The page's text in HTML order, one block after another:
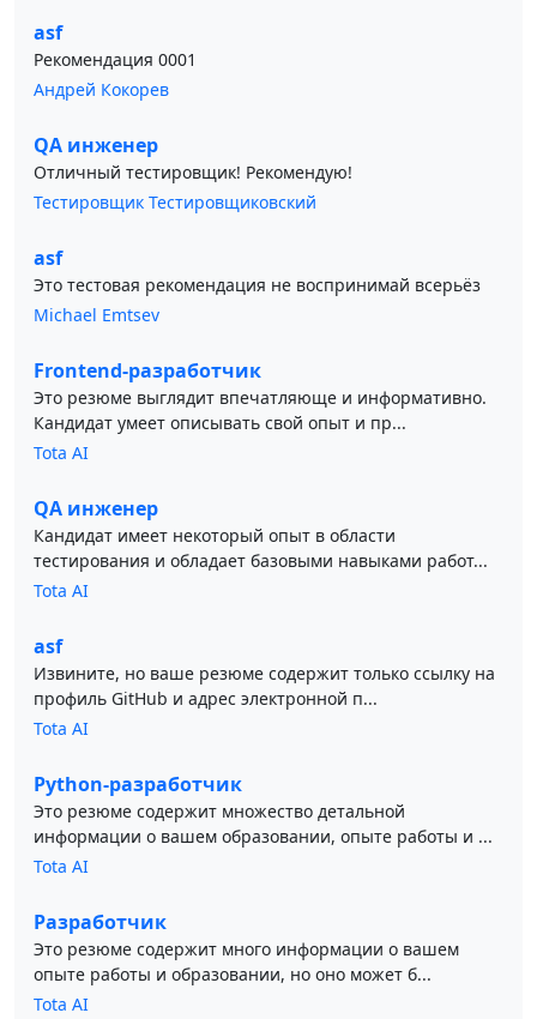
asf
Рекомендация 0001
Андрей Кокорев
QA инженер
Отличный тестировщик! Рекомендую!
Тестировщик Тестировщиковский
asf
Это тестовая рекомендация не воспринимай всерьёз
Michael Emtsev
Frontend-разработчик
Это резюме выглядит впечатляюще и информативно.
Кандидат умеет описывать свой опыт и пр...
Tota AI
QA инженер
Кандидат имеет некоторый опыт в области
тестирования и обладает базовыми навыками работ...
Tota AI
asf
Извините, но ваше резюме содержит только ссылку на
профиль GitHub и адрес электронной п...
Tota AI
Python-разработчик
Это резюме содержит множество детальной
информации о вашем образовании, опыте работы и ...
Tota AI
Разработчик
Это резюме содержит много информации о вашем
опыте работы и образовании, но оно может б...
Tota AI